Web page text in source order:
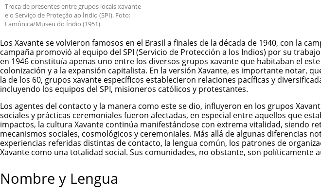
Troca de presentes entre grupos locais xavante
e o Serviço de Proteção ao Índio (SPI). Foto:
Lamônica/Museu do Índio (1951)
Los Xavante se volvieron famosos en el Brasil a finales de la década de 1940, con la
campaña promovió al equipo del SPI (Servicio de Protección a los Indios) por su
en 1946 constituía apenas uno entre los diversos grupos xavante que habitaban el
colonización y a la expansión capitalista. En la versión Xavante, es importante notar,
la de los 60, grupos xavante específicos establecieron relaciones pacíficas y
incluyendo los equipos del SPI, misioneros católicos y protestantes.
Los agentes del contacto y la manera como este se dio, influyeron en los grupos
sociales y prácticas ceremoniales fueron afectadas, en especial entre aquellos que
impactos, la cultura Xavante continúa manifestándose con extrema vitalidad, siendo
mecanismos sociales, cosmológicos y ceremoniales. Más allá de algunas diferencias
experiencias referidas distintas de contacto, la lengua común, los patrones de
Xavante como una totalidad social. Sus comunidades, no obstante, son políticamente
Nombre y Lengua